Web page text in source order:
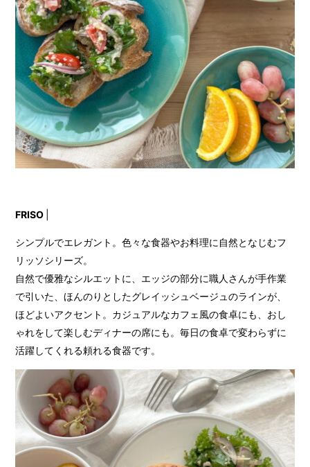
FRISO
シンプルでエレガント。色々な食器やお料理に自然となじむフ
リッソシリーズ。
自然で優雅なシルエットに、エッジの部分に職人さんが手作業
で引いた、ほんのりとしたグレイッシュベージュのラインが、
ほどよいアクセント。カジュアルなカフェ風の食卓にも、おし
ゃれをして楽しむディナーの席にも。毎日の食卓で変わらずに
活躍してくれる頼れる食器です。